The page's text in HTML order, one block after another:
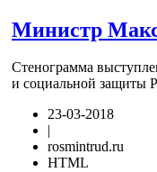
Министр
Стенограмма
и социальной защиты
23-03-2018
rosmintrud.ru
HTML